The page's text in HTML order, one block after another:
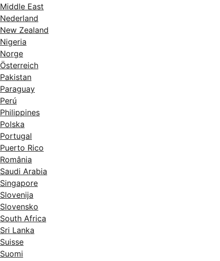
Middle East
Nederland
New Zealand
Nigeria
Norge
Österreich
Pakistan
Paraguay
Perú
Philippines
Polska
Portugal
Puerto Rico
România
Saudi Arabia
Singapore
Slovenija
Slovensko
South Africa
Sri Lanka
Suisse
Suomi